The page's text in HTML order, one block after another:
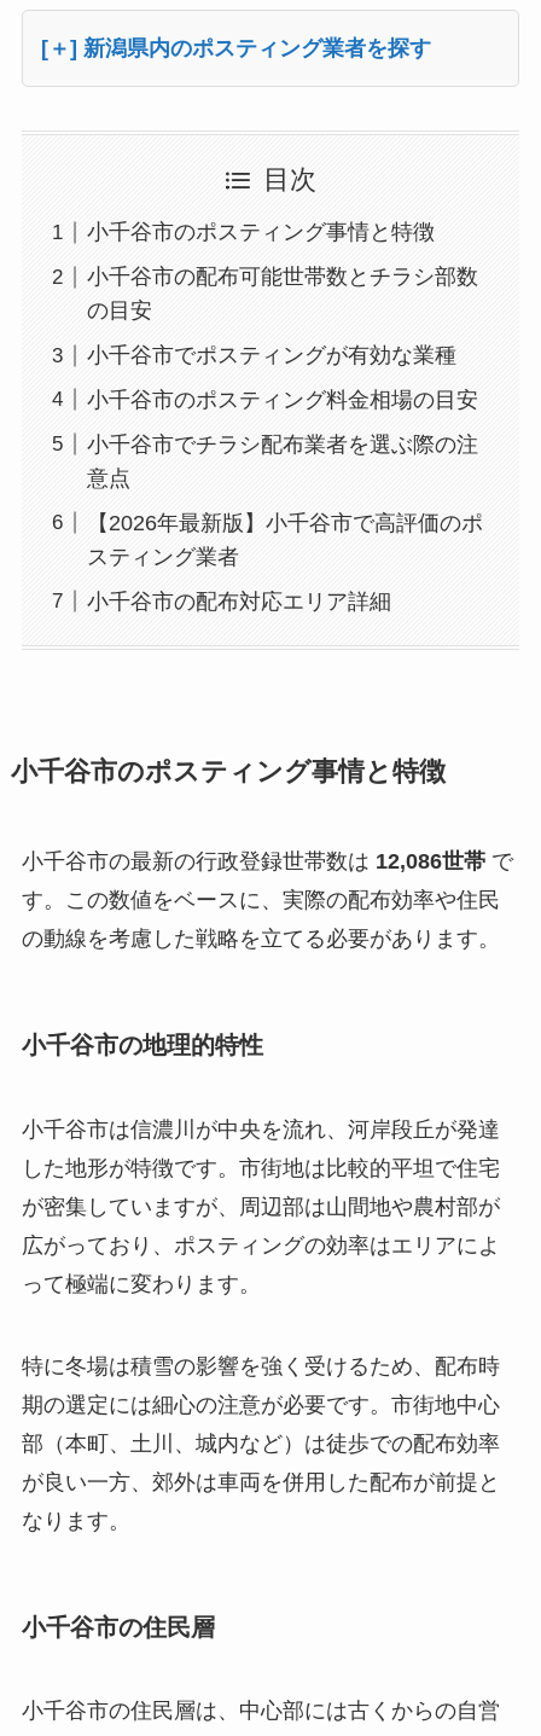
[＋] 新潟県内のポスティング業者を探す
目次
小千谷市のポスティング事情と特徴
小千谷市の配布可能世帯数とチラシ部数
の目安
小千谷市でポスティングが有効な業種
小千谷市のポスティング料金相場の目安
小千谷市でチラシ配布業者を選ぶ際の注
意点
【2026年最新版】小千谷市で高評価のポ
スティング業者
小千谷市の配布対応エリア詳細
小千谷市のポスティング事情と特徴
小千谷市の最新の行政登録世帯数は 12,086世帯で
す。この数値をベースに、実際の配布効率や住民
の動線を考慮した戦略を立てる必要があります。
小千谷市の地理的特性
小千谷市は信濃川が中央を流れ、河岸段丘が発達
した地形が特徴です。市街地は比較的平坦で住宅
が密集していますが、周辺部は山間地や農村部が
広がっており、ポスティングの効率はエリアによ
って極端に変わります。
特に冬場は積雪の影響を強く受けるため、配布時
期の選定には細心の注意が必要です。市街地中心
部（本町、土川、城内など）は徒歩での配布効率
が良い一方、郊外は車両を併用した配布が前提と
なります。
小千谷市の住民層
小千谷市の住民層は、中心部には古くからの自営